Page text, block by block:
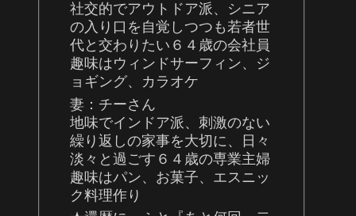
社交的でアウトドア派、シニア
の入り口を自覚しつつも若者世
代と交わりたい６４歳の会社員
趣味はウィンドサーフィン、ジ
ョギング、カラオケ
妻：チーさん
地味でインドア派、刺激のない
繰り返しの家事を大切に、日々
淡々と過ごす６４歳の専業主婦
趣味はパン、お菓子、エスニッ
ク料理作り